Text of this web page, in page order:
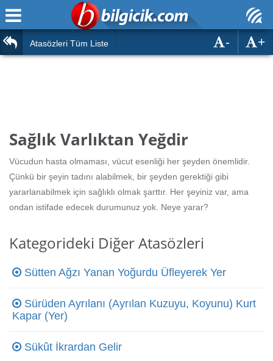
Ana Sayfa
Türk Tarihi & Kültürü
Eğitim
Hesaplamalar
Duvar Yazıları
Hesaplamalar
Oyun
Eğitim Haberleri
Atasözleri Tüm Liste +
-
Sağlık Varlıktan Yeğdir
Vücudun hasta olmaması, vücut esenliği her şeyden önemlidir.
Çünkü bir şeyin tadını alabilmek, bir şeyden gerektiği gibi
yararlanabilmek için sağlıklı olmak şarttır. Her şeyiniz var, ama
ondan istifade edecek durumunuz yok. Neye yarar?
Kategorideki Diğer Atasözleri
Sütten Ağzı Yanan Yoğurdu Üfleyerek Yer
Sürüden Ayrılanı (Ayrılan Kuzuyu, Koyunu) Kurt
Kapar (Yer)
Sükût İkrardan Gelir